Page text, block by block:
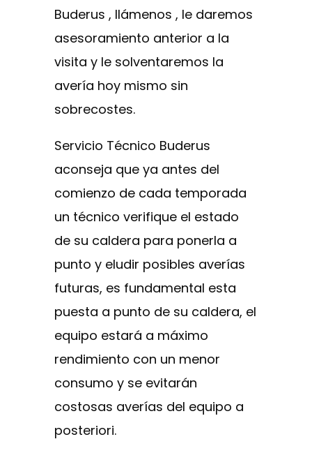
Buderus , llámenos , le daremos
asesoramiento anterior a la
visita y le solventaremos la
avería hoy mismo sin
sobrecostes.
Servicio Técnico Buderus
aconseja que ya antes del
comienzo de cada temporada
un técnico verifique el estado
de su caldera para ponerla a
punto y eludir posibles averías
futuras, es fundamental esta
puesta a punto de su caldera, el
equipo estará a máximo
rendimiento con un menor
consumo y se evitarán
costosas averías del equipo a
posteriori.